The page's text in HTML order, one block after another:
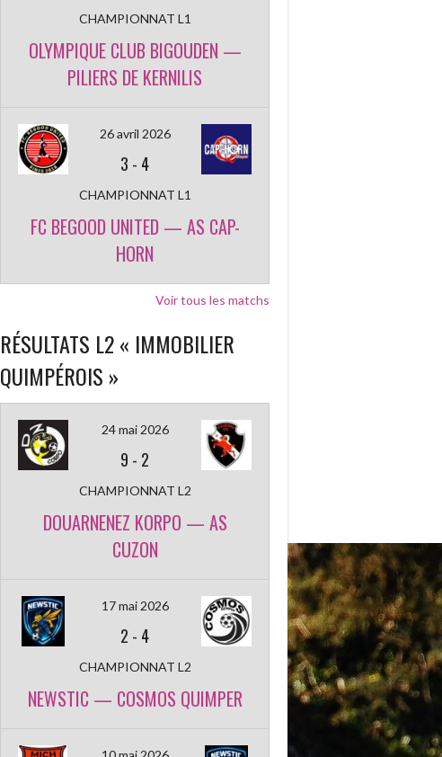
CHAMPIONNAT L1
OLYMPIQUE CLUB BIGOUDEN —
PILIERS DE KERNILIS
26 avril 2026
3 - 4
CHAMPIONNAT L1
FC BEGOOD UNITED — AS CAP-
HORN
Voir tous les matchs
RÉSULTATS L2 « IMMOBILIER
QUIMPÉROIS »
24 mai 2026
9 - 2
CHAMPIONNAT L2
DOUARNENEZ KORPO — AS
CUZON
17 mai 2026
2 - 4
CHAMPIONNAT L2
NEWSTIC — COSMOS QUIMPER